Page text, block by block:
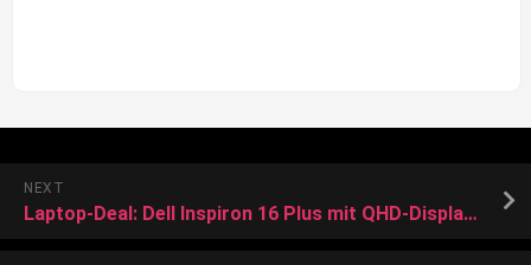
NEXT
Laptop-Deal: Dell Inspiron 16 Plus mit QHD-Display, Core i7-13620H, 16GB RAM und 1TB-SSD zum Bestpreis